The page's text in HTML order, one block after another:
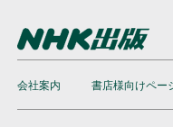
会社案内 書店様向けペー